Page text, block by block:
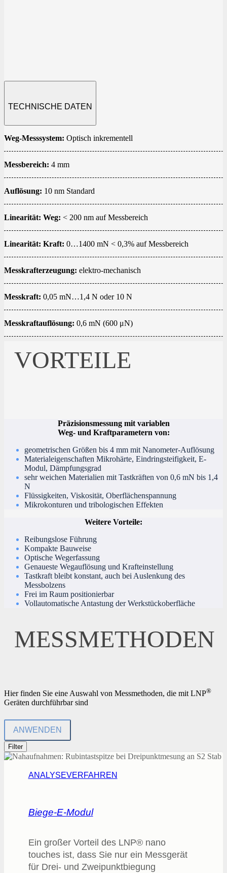
TECHNISCHE DATEN
Weg-Messsystem: Optisch inkrementell
Messbereich: 4 mm
Auflösung: 10 nm Standard
Linearität: Weg: < 200 nm auf Messbereich
Linearität: Kraft: 0…1400 mN < 0,3% auf Messbereich
Messkrafterzeugung: elektro-mechanisch
Messkraft: 0,05 mN…1,4 N oder 10 N
Messkraftauflösung: 0,6 mN (600 μN)
VORTEILE
Präzisionsmessung mit variablen
Weg- und Kraftparametern von:
geometrischen Größen bis 4 mm mit Nanometer-Auflösung
Materialeigenschaften Mikrohärte, Eindringsteifigkeit, E-
Modul, Dämpfungsgrad
sehr weichen Materialien mit Tastkräften von 0,6 mN bis 1,4
N
Flüssigkeiten, Viskosität, Oberflächenspannung
Mikrokonturen und tribologischen Effekten
Weitere Vorteile:
Reibungslose Führung
Kompakte Bauweise
Optische Wegerfassung
Genaueste Wegauflösung und Krafteinstellung
Tastkraft bleibt konstant, auch bei Auslenkung des
Messbolzens
Frei im Raum positionierbar
Vollautomatische Antastung der Werkstückoberfläche
MESSMETHODEN
Hier finden Sie eine Auswahl von Messmethoden, die mit LNP®
Geräten durchführbar sind
ANWENDEN
Filter
ANALYSEVERFAHREN
Biege-E-Modul
Ein großer Vorteil des LNP® nano
touches ist, dass Sie nur ein Messgerät
für Drei- und Zweipunktbiegung